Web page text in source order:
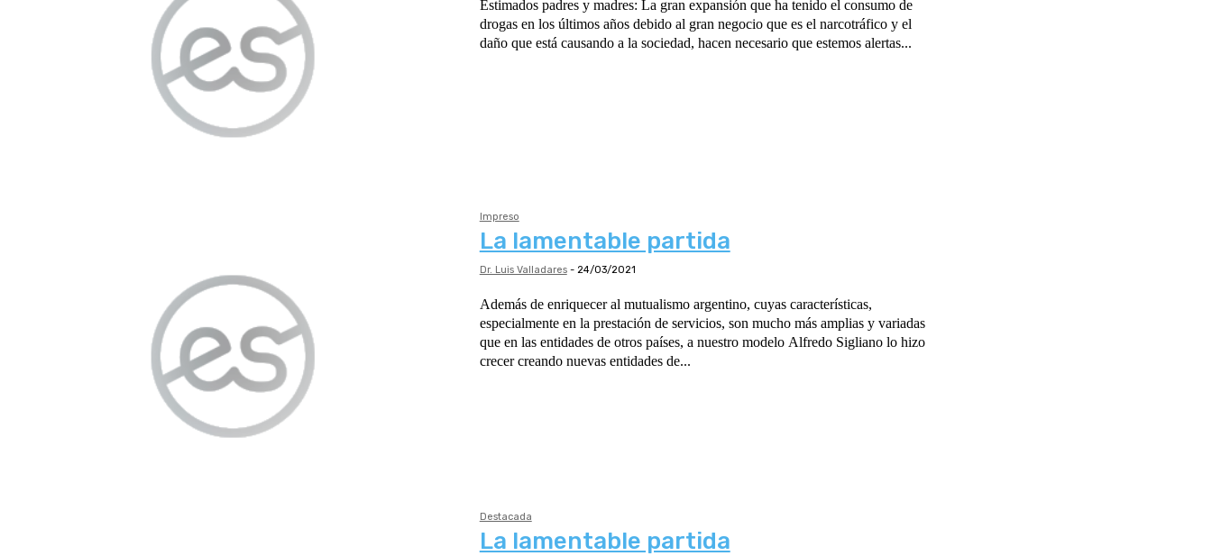
Estimados padres y madres: La gran expansión que ha tenido el consumo de
drogas en los últimos años debido al gran negocio que es el narcotráfico y el
daño que está causando a la sociedad, hacen necesario que estemos alertas...
Impreso
La lamentable partida
Dr. Luis Valladares - 24/03/2021
Además de enriquecer al mutualismo argentino, cuyas características,
especialmente en la prestación de servicios, son mucho más amplias y variadas
que en las entidades de otros países, a nuestro modelo Alfredo Sigliano lo hizo
crecer creando nuevas entidades de...
Destacada
La lamentable partida